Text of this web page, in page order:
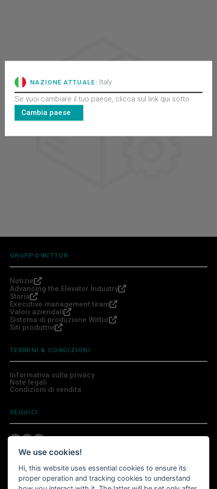
GRUPPO WITTUR
Notizie
Advancing the Elevator Industry
Storia
Executive management team
Valori aziendali
Sistema di produzione Wittur
Siti produttivi
TERMINI & CONDIZIONI
Informativa sulla privacy
Note legali
Condizioni di vendita
SEGUICI
INSTALLA L'APP WITTURSHOP
NAZIONE ATTUALE: Italy
Se vuoi cambiare il tuo paese, clicca sul link qui sotto.
Cambia paese
We use cookies!
Hi, this website uses essential cookies to ensure its
proper operation and tracking cookies to understand